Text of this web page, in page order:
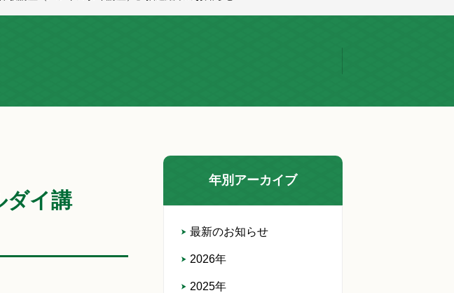
ダイ講
年別アーカイブ
最新のお知らせ
2026年
2025年